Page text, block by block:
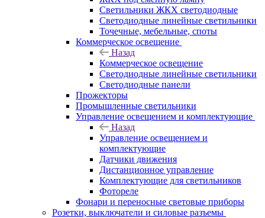
Светильники ЖКХ светодиодные
Светодиодные линейные светильники
Точечные, мебельные, споты
Коммерческое освещение
Назад
Коммерческое освещение
Светодиодные линейные светильники
Светодиодные панели
Прожекторы
Промышленные светильники
Управление освещением и комплектующие
Назад
Управление освещением и
комплектующие
Датчики движения
Дистанционное управление
Комплектующие для светильников
Фотореле
Фонари и переносные световые приборы
Розетки, выключатели и силовые разъемы